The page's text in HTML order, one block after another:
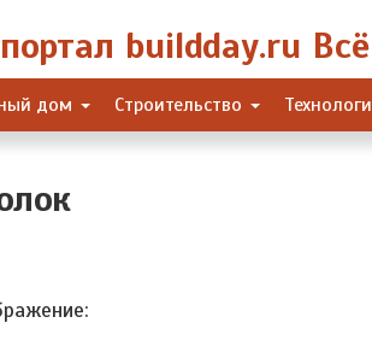
дом Строительство